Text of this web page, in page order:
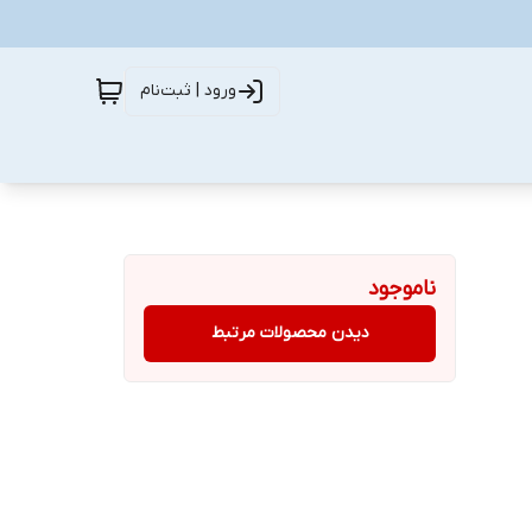
ورود | ثبت‌نام
ناموجود
دیدن محصولات مرتبط